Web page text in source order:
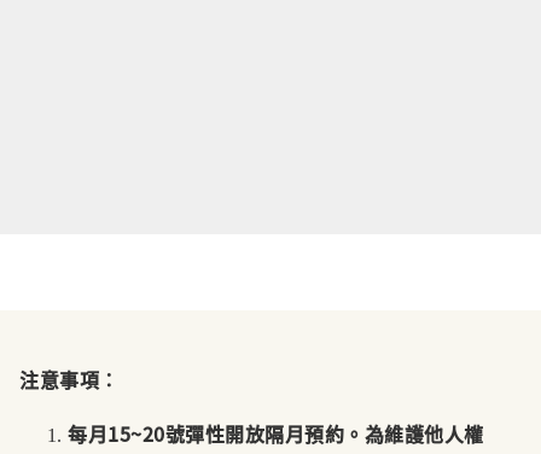
注意事項：
每月15~20號彈性開放隔月預約。為維護他人權